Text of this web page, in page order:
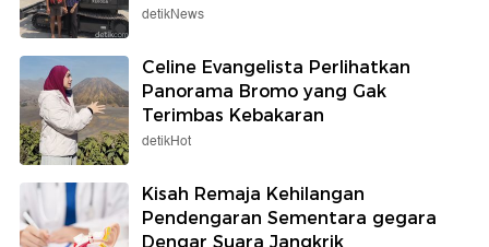
detikNews
Celine Evangelista Perlihatkan
Panorama Bromo yang Gak
Terimbas Kebakaran
detikHot
Kisah Remaja Kehilangan
Pendengaran Sementara gegara
Dengar Suara Jangkrik